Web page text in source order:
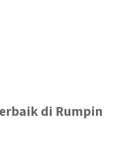
di Rumpin